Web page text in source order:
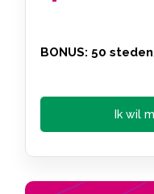
BONUS: 50
Ik wil